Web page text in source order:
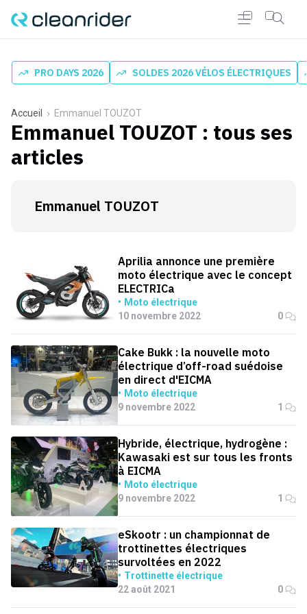
PRO DAYS 2026 SOLDES 2026 VÉLOS ÉLECTRIQUES
Accueil Emmanuel TOUZOT
Emmanuel TOUZOT : tous ses
articles
Emmanuel TOUZOT
Aprilia annonce une première
moto électrique avec le concept
ELECTRICa
Moto électrique
10 novembre 2022
0
Cake Bukk : la nouvelle moto
électrique d’off-road suédoise
en direct d'EICMA
Moto électrique
9 novembre 2022
1
Hybride, électrique, hydrogène :
Kawasaki est sur tous les fronts
à EICMA
Moto électrique
9 novembre 2022
1
eSkootr : un championnat de
trottinettes électriques
survoltées en 2022
Trottinette électrique
22 août 2021
0